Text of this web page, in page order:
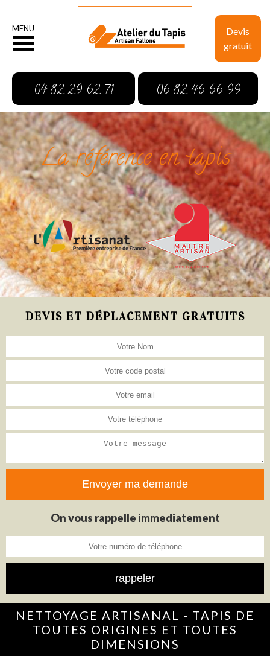
Devis
gratuit
MENU
04 82 29 62 71 06 82 46 66 99
La référence en tapis
DEVIS ET DÉPLACEMENT GRATUITS
On vous rappelle immediatement
NETTOYAGE ARTISANAL - TAPIS DE
TOUTES ORIGINES ET TOUTES
DIMENSIONS